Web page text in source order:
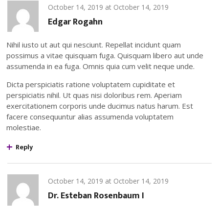
October 14, 2019 at October 14, 2019
Edgar Rogahn
Nihil iusto ut aut qui nesciunt. Repellat incidunt quam
possimus a vitae quisquam fuga. Quisquam libero aut unde
assumenda in ea fuga. Omnis quia cum velit neque unde.
Dicta perspiciatis ratione voluptatem cupiditate et
perspiciatis nihil. Ut quas nisi doloribus rem. Aperiam
exercitationem corporis unde ducimus natus harum. Est
facere consequuntur alias assumenda voluptatem
molestiae.
Reply
October 14, 2019 at October 14, 2019
Dr. Esteban Rosenbaum I